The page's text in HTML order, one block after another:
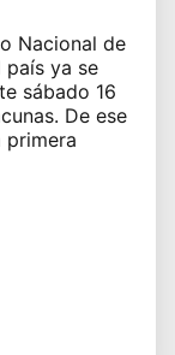
Nacional de
país ya se
sábado 16
De ese
primera